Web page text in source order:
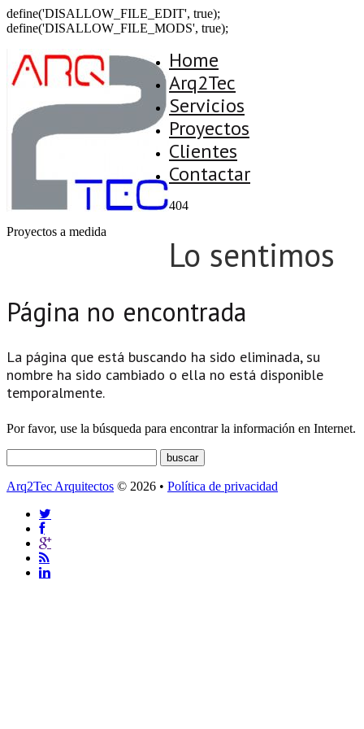
define('DISALLOW_FILE_EDIT', true);
define('DISALLOW_FILE_MODS', true);
Proyectos a medida
Home
Arq2Tec
Servicios
Proyectos
Clientes
Contactar
404
Lo sentimos
Página no encontrada
La página que está buscando ha sido eliminada, su
nombre ha sido cambiado o ella no está disponible
temporalmente.
Por favor, use la búsqueda para encontrar la información en Internet.
Arq2Tec Arquitectos © 2026 • Política de privacidad